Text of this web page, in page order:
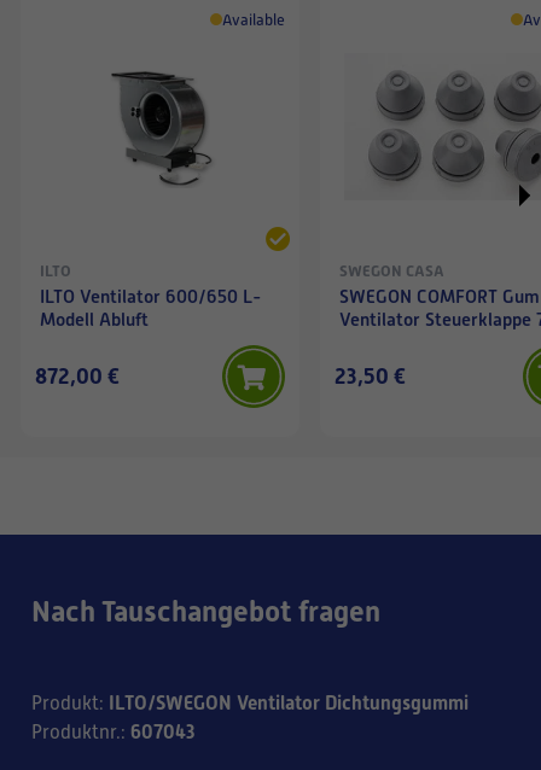
Available
ILTO
ILTO Ventilator 600/650 L-
Modell Abluft
872,00 €
SWEGON CASA
SWEGON COMFORT
Ventilator Steuerklappe
23,50 €
Nach Tauschangebot fragen
Produkt: ILTO/SWEGON Ventilator Dichtungsgummi
Produktnr.: 607043